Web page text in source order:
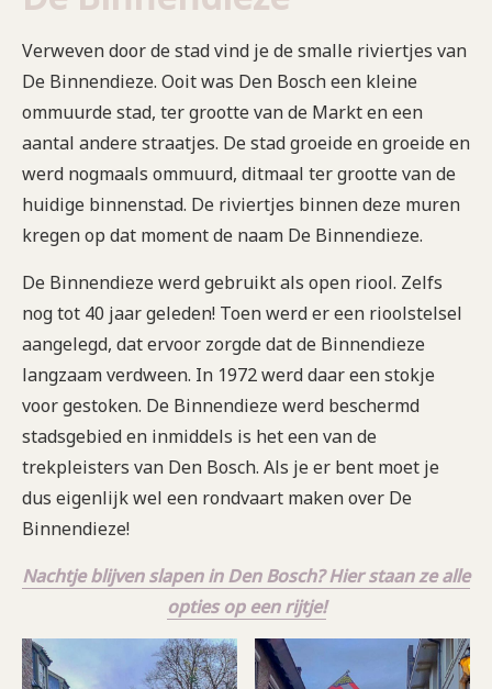
Verweven door de stad vind je de smalle riviertjes van
De Binnendieze. Ooit was Den Bosch een kleine
ommuurde stad, ter grootte van de Markt en een
aantal andere straatjes. De stad groeide en groeide en
werd nogmaals ommuurd, ditmaal ter grootte van de
huidige binnenstad. De riviertjes binnen deze muren
kregen op dat moment de naam De Binnendieze.
De Binnendieze werd gebruikt als open riool. Zelfs
nog tot 40 jaar geleden! Toen werd er een rioolstelsel
aangelegd, dat ervoor zorgde dat de Binnendieze
langzaam verdween. In 1972 werd daar een stokje
voor gestoken. De Binnendieze werd beschermd
stadsgebied en inmiddels is het een van de
trekpleisters van Den Bosch. Als je er bent moet je
dus eigenlijk wel een rondvaart maken over De
Binnendieze!
Nachtje blijven slapen in Den Bosch? Hier staan ze alle
opties op een rijtje!